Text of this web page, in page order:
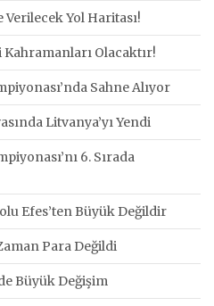
Verilecek Yol Haritası!
Olacaktır!
Sahne Alıyor
Litvanya’yı Yendi
6. Sırada
Efes’ten Büyük Değildir
Para Değildi
Büyük Değişim